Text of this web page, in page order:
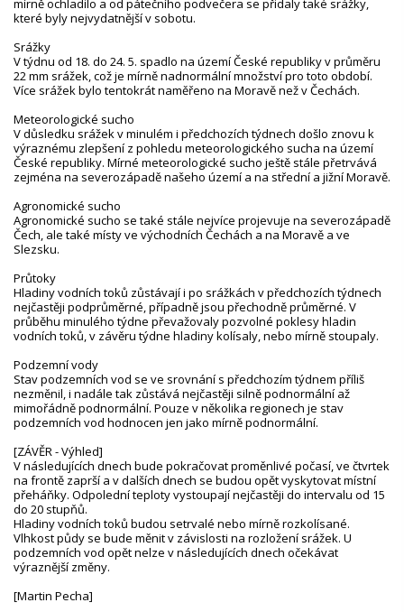
mírně ochladilo a od pátečního podvečera se přidaly také srážky,
které byly nejvydatnější v sobotu.
Srážky
V týdnu od 18. do 24. 5. spadlo na území České republiky v průměru
22 mm srážek, což je mírně nadnormální množství pro toto období.
Více srážek bylo tentokrát naměřeno na Moravě než v Čechách.
Meteorologické sucho
V důsledku srážek v minulém i předchozích týdnech došlo znovu k
výraznému zlepšení z pohledu meteorologického sucha na území
České republiky. Mírné meteorologické sucho ještě stále přetrvává
zejména na severozápadě našeho území a na střední a jižní Moravě.
Agronomické sucho
Agronomické sucho se také stále nejvíce projevuje na severozápadě
Čech, ale také místy ve východních Čechách a na Moravě a ve
Slezsku.
Průtoky
Hladiny vodních toků zůstávají i po srážkách v předchozích týdnech
nejčastěji podprůměrné, případně jsou přechodně průměrné. V
průběhu minulého týdne převažovaly pozvolné poklesy hladin
vodních toků, v závěru týdne hladiny kolísaly, nebo mírně stoupaly.
Podzemní vody
Stav podzemních vod se ve srovnání s předchozím týdnem příliš
nezměnil, i nadále tak zůstává nejčastěji silně podnormální až
mimořádně podnormální. Pouze v několika regionech je stav
podzemních vod hodnocen jen jako mírně podnormální.
[ZÁVĚR - Výhled]
V následujících dnech bude pokračovat proměnlivé počasí, ve čtvrtek
na frontě zaprší a v dalších dnech se budou opět vyskytovat místní
přeháňky. Odpolední teploty vystoupají nejčastěji do intervalu od 15
do 20 stupňů.
Hladiny vodních toků budou setrvalé nebo mírně rozkolísané.
Vlhkost půdy se bude měnit v závislosti na rozložení srážek. U
podzemních vod opět nelze v následujících dnech očekávat
výraznější změny.
[Martin Pecha]